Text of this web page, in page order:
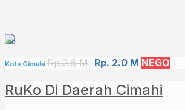
Kota Cimahi Rp.2.6 M Rp. 2.0 M NEGO
RuKo Di Daerah Cimahi